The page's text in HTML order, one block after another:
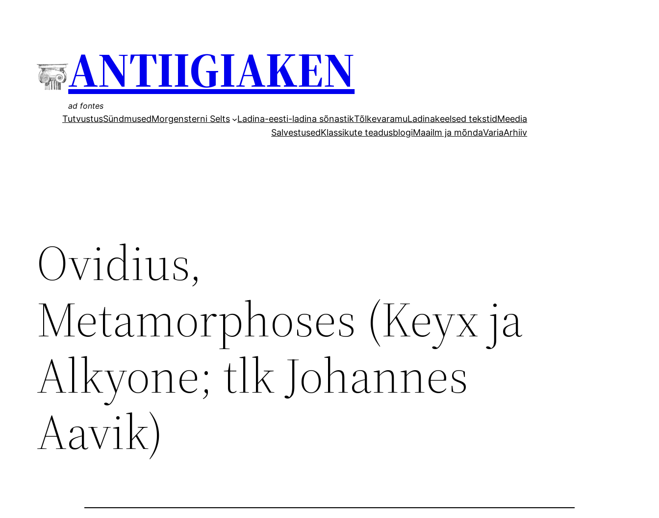
ANTIIGIAKEN
ad fontes
TutvustusSündmusedMorgensterni Selts Ladina-eesti-ladina sõnastikTõlkevaramuLadinakeelsed tekstidMeedia
SalvestusedKlassikute teadusblogiMaailm ja mõndaVariaArhiiv
Ovidius,
Metamorphoses (Keyx ja
Alkyone; tlk Johannes
Aavik)